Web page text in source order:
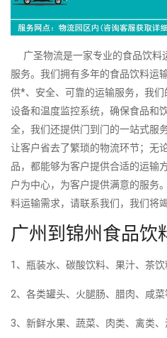
广圣物流是一家专业的食品饮料
服务。我们拥有多年的食品饮料运
供*、安全、可靠的运输服务，我
设备和温度监控系统，确保食品和
全，我们还提供门到门的一站式服
让客户省去了繁琐的物流环节；无
品，都能够为客户提供合适的运输
户为中心，为客户提供满意的服务
料运输需求，请联系我们，我们将
广州到锦州食品饮
1、瓶装水、碳酸饮料、果汁、茶饮
2、各类罐头、火腿肠、腊肉、咸菜
3、新鲜水果、蔬菜、肉类、禽类、